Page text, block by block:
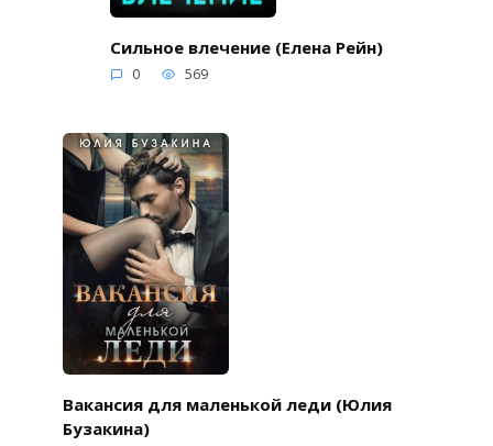
Сильное влечение (Елена Рейн)
0 569
Вакансия для маленькой леди (Юлия
Бузакина)